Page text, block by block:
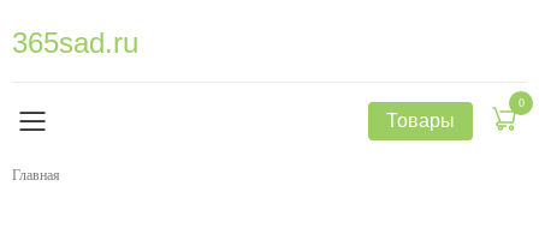
365sad.ru
Товары
0
Главная